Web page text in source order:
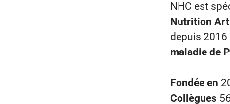
NHC est
Nutrition
depuis 2016
maladie de
Fondée en
Collègues